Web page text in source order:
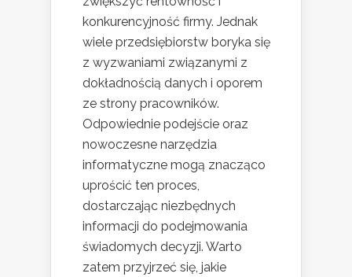
konkurencyjność firmy. Jednak
wiele przedsiębiorstw boryka się
z wyzwaniami związanymi z
dokładnością danych i oporem
ze strony pracowników.
Odpowiednie podejście oraz
nowoczesne narzędzia
informatyczne mogą znacząco
uprościć ten proces,
dostarczając niezbędnych
informacji do podejmowania
świadomych decyzji. Warto
zatem przyjrzeć się, jakie